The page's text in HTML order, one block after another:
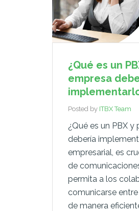
¿Qué es un
empresa
Posted by ITBX Team
¿Qué es un PBX
debería
empresarial, es
de
permita a los
comunicarse
de manera